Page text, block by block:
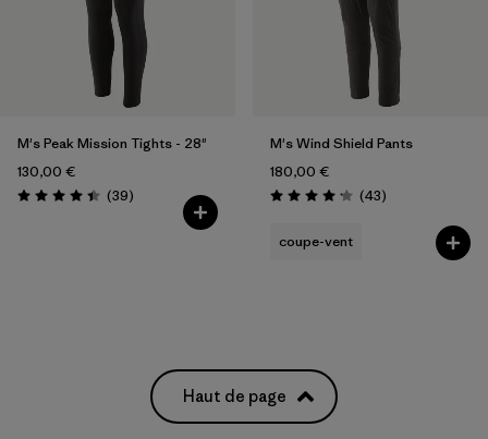
M's Peak Mission Tights - 28"
130,00 €
Évaluation: 4.4 / 5
(39Avis
)
M's Wind Shield Pants
180,00 €
Évaluation: 4.1 / 5
(43Avis
)
coupe-vent
Haut de page